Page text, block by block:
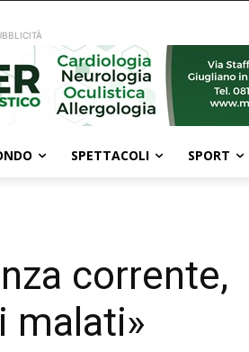
SPETTACOLI SPORT
corrente,
malati»